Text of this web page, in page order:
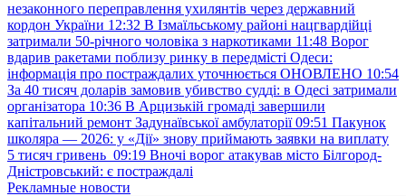
незаконного переправлення ухилянтів через державний
кордон України 12:32 В Ізмаїльському районі нацгвардійці
затримали 50-річного чоловіка з наркотиками 11:48 Ворог
вдарив ракетами поблизу ринку в передмісті Одеси:
інформація про постраждалих уточнюється ОНОВЛЕНО 10:54
За 40 тисяч доларів замовив убивство судді: в Одесі затримали
організатора 10:36 В Арцизькій громаді завершили
капітальний ремонт Задунаївської амбулаторії 09:51 Пакунок
школяра — 2026: у «Дії» знову приймають заявки на виплату
5 тисяч гривень 09:19 Вночі ворог атакував місто Білгород-
Дністровський: є постраждалі
Рекламные новости